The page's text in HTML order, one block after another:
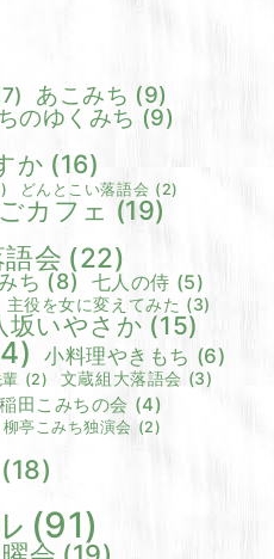
あこみち (9)
のゆくみち (9)
か (16)
どんとこい落語会 (2)
カフェ (19)
会 (22)
ち (8) 七人の侍 (5)
主役を女に変えてみた (3)
坂いやさか (15)
小料理やきもち (6)
(2) 文蔵組大落語会 (3)
田こみちの会 (4)
柳亭こみち独演会 (2)
(18)
(91)